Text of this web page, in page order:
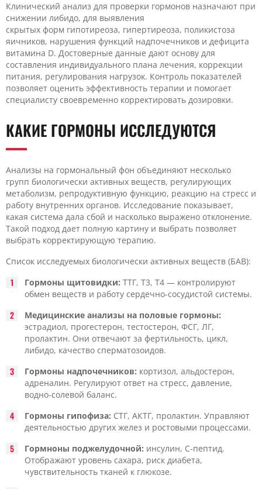
Клинический анализ для проверки гормонов назначают при
снижении либидо, для выявления
скрытых форм гипотиреоза, гипертиреоза, поликистоза
яичников, нарушения функций надпочечников и дефицита
витамина D. Достоверные данные дают основу для
составления индивидуального плана лечения, коррекции
питания, регулирования нагрузок. Контроль показателей
позволяет оценить эффективность терапии и помогает
специалисту своевременно корректировать дозировки.
КАКИЕ ГОРМОНЫ ИССЛЕДУЮТСЯ
Анализы на гормональный фон объединяют несколько
групп биологически активных веществ, регулирующих
метаболизм, репродуктивную функцию, реакцию на стресс и
работу внутренних органов. Исследование показывает,
какая система дала сбой и насколько выражено отклонение.
Такой подход дает полную картину и выбрать позволяет
выбрать корректирующую терапию.
Список исследуемых биологически активных веществ (БАВ):
Гормоны щитовидки: ТТГ, Т3, Т4 — контролируют
обмен веществ и работу сердечно-сосудистой системы.
Медицинские анализы на половые гормоны:
эстрадиол, прогестерон, тестостерон, ФСГ, ЛГ,
пролактин. Они отвечают за фертильность, цикл,
либидо, качество сперматозоидов.
Гормоны надпочечников: кортизол, альдостерон,
адреналин. Регулируют ответ на стресс, давление,
водно-солевой баланс.
Гормоны гипофиза: СТГ, АКТГ, пролактин. Управляют
деятельностью других желез и ростовыми процессами.
Гормноны поджелудочной: инсулин, С-пептид.
Отображают уровень сахара, риск диабета,
чувствительность тканей к глюкозе.